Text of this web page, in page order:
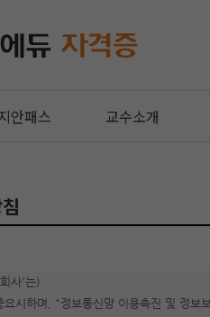
안패스 교수소개
사'는)
요시하며, "정보통신망 이용촉진 및 정보